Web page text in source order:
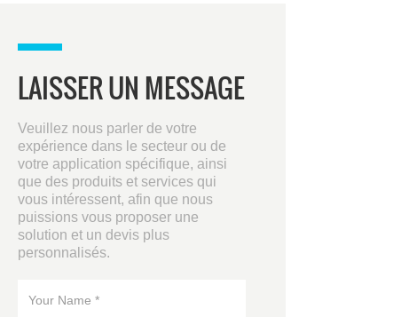
LAISSER UN MESSAGE
Veuillez nous parler de votre
expérience dans le secteur ou de
votre application spécifique, ainsi
que des produits et services qui
vous intéressent, afin que nous
puissions vous proposer une
solution et un devis plus
personnalisés.